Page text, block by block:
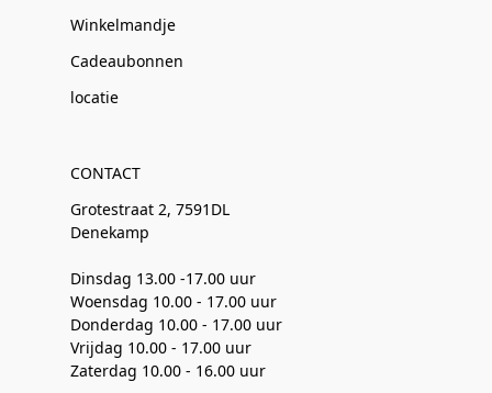
Winkelmandje
Cadeaubonnen
locatie
CONTACT
Grotestraat 2, 7591DL
Denekamp
Dinsdag 13.00 -17.00 uur
Woensdag 10.00 - 17.00 uur
Donderdag 10.00 - 17.00 uur
Vrijdag 10.00 - 17.00 uur
Zaterdag 10.00 - 16.00 uur